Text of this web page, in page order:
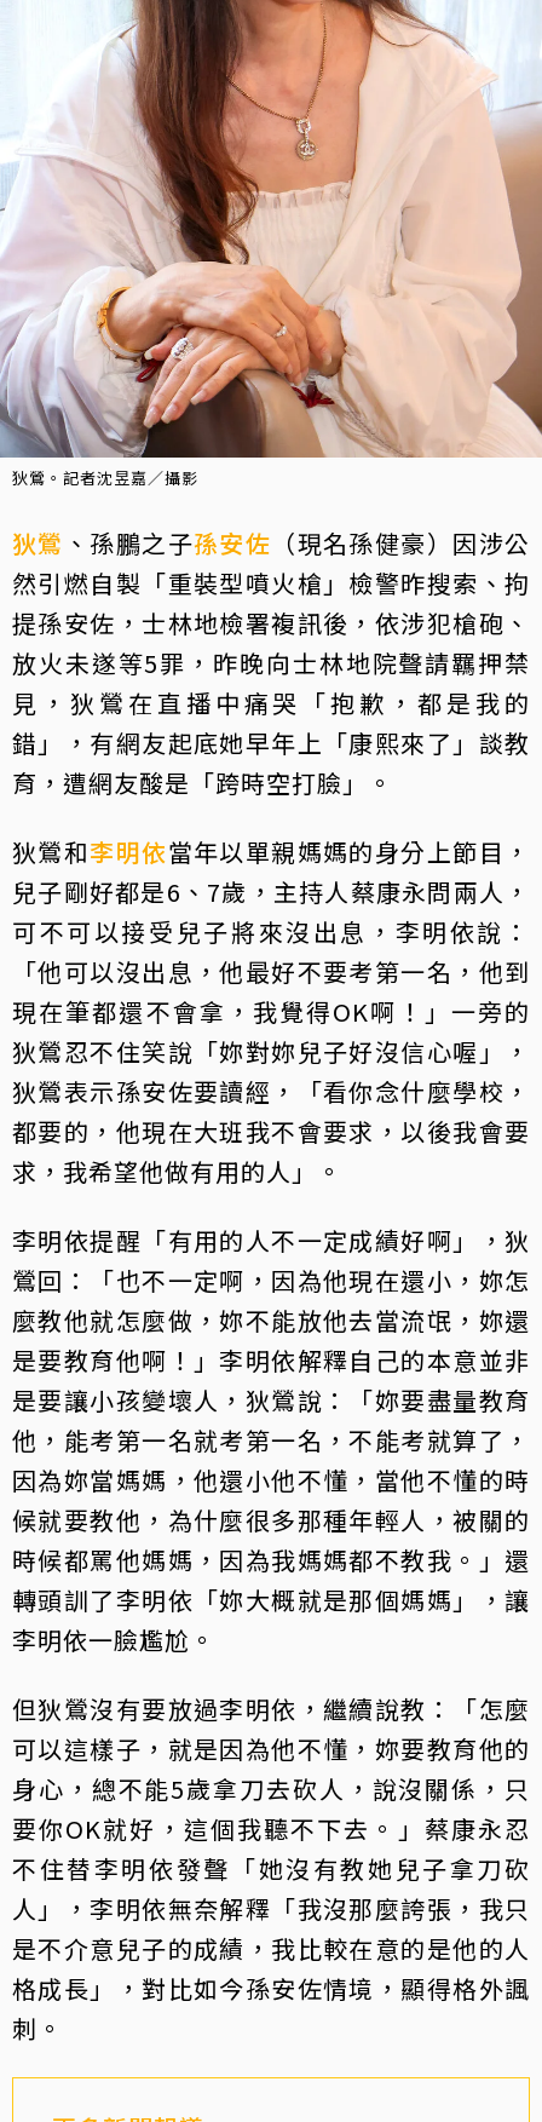
狄鶯。記者沈昱嘉／攝影
狄鶯 、孫鵬之子孫安佐 （現名孫健豪）因涉公
然引燃自製「重裝型噴火槍」檢警昨搜索、拘
提孫安佐，士林地檢署複訊後，依涉犯槍砲、
放火未遂等5罪，昨晚向士林地院聲請羈押禁
見，狄鶯在直播中痛哭「抱歉，都是我的
錯」，有網友起底她早年上「康熙來了」談教
育，遭網友酸是「跨時空打臉」。
狄鶯和李明依當年以單親媽媽的身分上節目，
兒子剛好都是6、7歲，主持人蔡康永問兩人，
可不可以接受兒子將來沒出息，李明依說：
「他可以沒出息，他最好不要考第一名，他到
現在筆都還不會拿，我覺得OK啊！」一旁的
狄鶯忍不住笑說「妳對妳兒子好沒信心喔」，
狄鶯表示孫安佐要讀經，「看你念什麼學校，
都要的，他現在大班我不會要求，以後我會要
求，我希望他做有用的人」。
李明依提醒「有用的人不一定成績好啊」，狄
鶯回：「也不一定啊，因為他現在還小，妳怎
麼教他就怎麼做，妳不能放他去當流氓，妳還
是要教育他啊！」李明依解釋自己的本意並非
是要讓小孩變壞人，狄鶯說：「妳要盡量教育
他，能考第一名就考第一名，不能考就算了，
因為妳當媽媽，他還小他不懂，當他不懂的時
候就要教他，為什麼很多那種年輕人，被關的
時候都罵他媽媽，因為我媽媽都不教我。」還
轉頭訓了李明依「妳大概就是那個媽媽」，讓
李明依一臉尷尬。
但狄鶯沒有要放過李明依，繼續說教：「怎麼
可以這樣子，就是因為他不懂，妳要教育他的
身心，總不能5歲拿刀去砍人，說沒關係，只
要你OK就好，這個我聽不下去。」蔡康永忍
不住替李明依發聲「她沒有教她兒子拿刀砍
人」，李明依無奈解釋「我沒那麼誇張，我只
是不介意兒子的成績，我比較在意的是他的人
格成長」，對比如今孫安佐情境，顯得格外諷
刺。